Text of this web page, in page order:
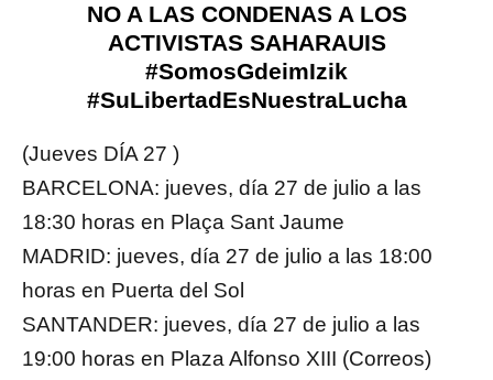
NO A LAS CONDENAS A LOS
ACTIVISTAS SAHARAUIS
#SomosGdeimIzik
#SuLibertadEsNuestraLucha
(Jueves DÍA 27 )
BARCELONA: jueves, día 27 de julio a las
18:30 horas en Plaça Sant Jaume
MADRID: jueves, día 27 de julio a las 18:00
horas en Puerta del Sol
SANTANDER: jueves, día 27 de julio a las
19:00 horas en Plaza Alfonso XIII (Correos)